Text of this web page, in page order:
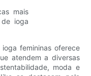
femininas oferece
atendem a diversas
moda e